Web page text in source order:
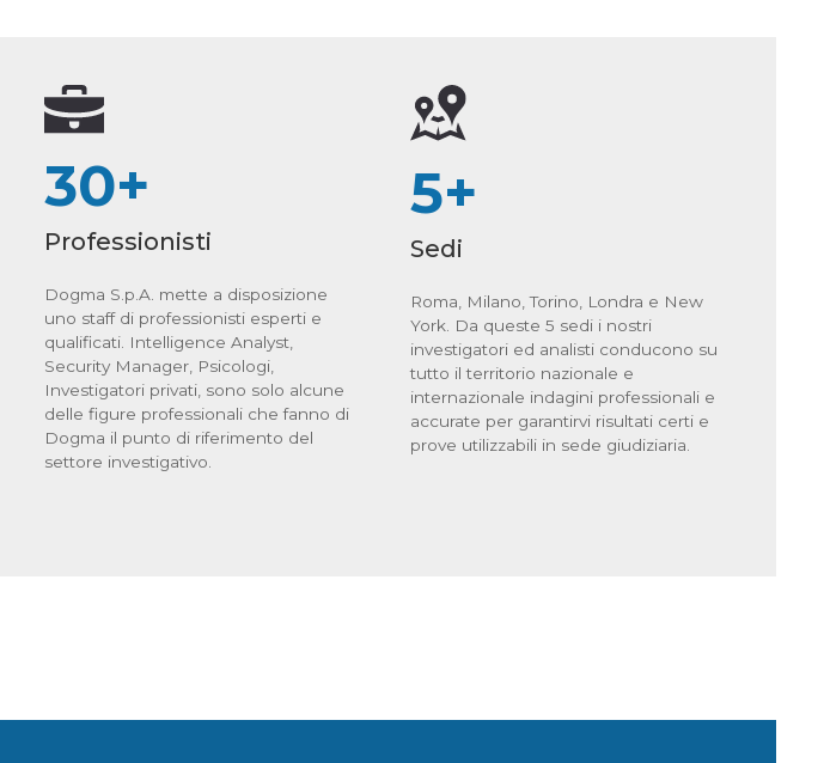
30+
Professionisti
Dogma S.p.A. mette a disposizione
uno staff di professionisti esperti e
qualificati. Intelligence Analyst,
Security Manager, Psicologi,
Investigatori privati, sono solo alcune
delle figure professionali che fanno di
Dogma il punto di riferimento del
settore investigativo.
5+
Sedi
Roma, Milano, Torino, Londra e New
York. Da queste 5 sedi i nostri
investigatori ed analisti conducono su
tutto il territorio nazionale e
internazionale indagini professionali e
accurate per garantirvi risultati certi e
prove utilizzabili in sede giudiziaria.